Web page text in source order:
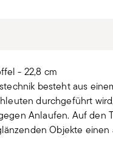
- 22,8 cm
besteht aus
durchgeführt
Anlaufen. Auf den
Objekte